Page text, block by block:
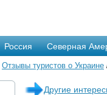
Россия Северная
Отзывы туристов о Украине
Другие